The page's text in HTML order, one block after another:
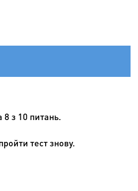
8 з 10 питань.
тест знову.